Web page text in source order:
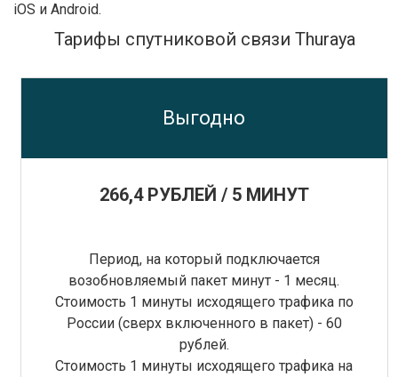
iOS и Android.
Тарифы спутниковой связи Thuraya
Выгодно
266,4 РУБЛЕЙ / 5 МИНУТ
Период, на который подключается
возобновляемый пакет минут - 1 месяц.
Стоимость 1 минуты исходящего трафика по
России (сверх включенного в пакет) - 60
рублей.
Стоимость 1 минуты исходящего трафика на